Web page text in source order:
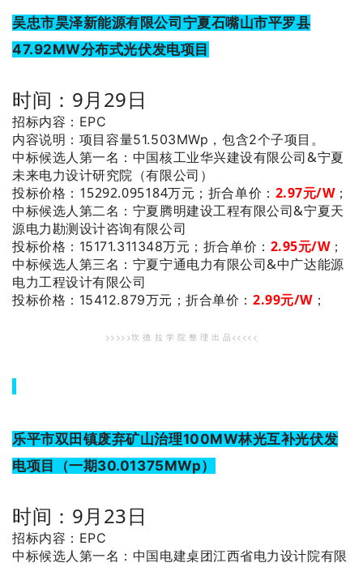
吴忠市昊泽新能源有限公司宁夏石嘴山市平罗县
47.92MW分布式光伏发电项目
时间：9月29日
招标内容：EPC
内容说明：项目容量51.503MWp，包含2个子项目。
中标候选人第一名 ：中国核工业华兴建设有限公司&宁夏
未来电力设计研究院（有限公司）
投标价格：15292.095184万元； 折合单价： 2.97元/W；
中标候选人第二名 ：宁夏腾明建设工程有限公司&宁夏天
源电力勘测设计咨询有限公司
投标价格：15171.311348万元； 折合单价： 2.95元/W；
中标候选人第三名 ：宁夏宁通电力有限公司&中广达能源
电力工程设计有限公司
投标价格：15412.879万元；折合单价： 2.99元/W；
>>>>>坎 德 拉 学 院 整 理 出 品<<<<<
乐平市双田镇废弃矿山治理100MW林光互补光伏发
电项目（一期30.01375MWp）
时间：9月23日
招标内容：EPC
中标候选人第一名 ：中国电建桌团江西省电力设计院有限